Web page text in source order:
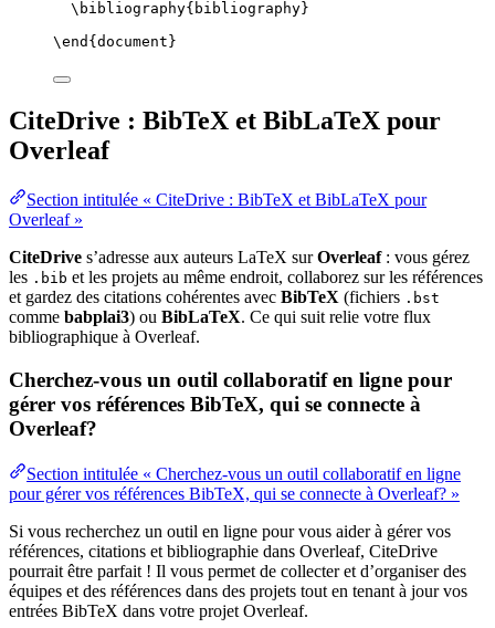
\bibliography{bibliography}
\end { document }
CiteDrive : BibTeX et BibLaTeX pour
Overleaf
Section intitulée « CiteDrive : BibTeX et BibLaTeX pour
Overleaf »
CiteDrive s’adresse aux auteurs LaTeX surOverleaf: vous gérez
les .bib et les projets au même endroit, collaborez sur les références
et gardez des citations cohérentes avec BibTeX (fichiers .bst
comme babplai3) ou BibLaTeX. Ce qui suit relie votre flux
bibliographique à Overleaf.
Cherchez-vous un outil collaboratif en ligne pour
gérer vos références BibTeX, qui se connecte à
Overleaf?
Section intitulée « Cherchez-vous un outil collaboratif en ligne
pour gérer vos références BibTeX, qui se connecte à Overleaf? »
Si vous recherchez un outil en ligne pour vous aider à gérer vos
références, citations et bibliographie dans Overleaf, CiteDrive
pourrait être parfait ! Il vous permet de collecter et d’organiser des
équipes et des références dans des projets tout en tenant à jour vos
entrées BibTeX dans votre projet Overleaf.